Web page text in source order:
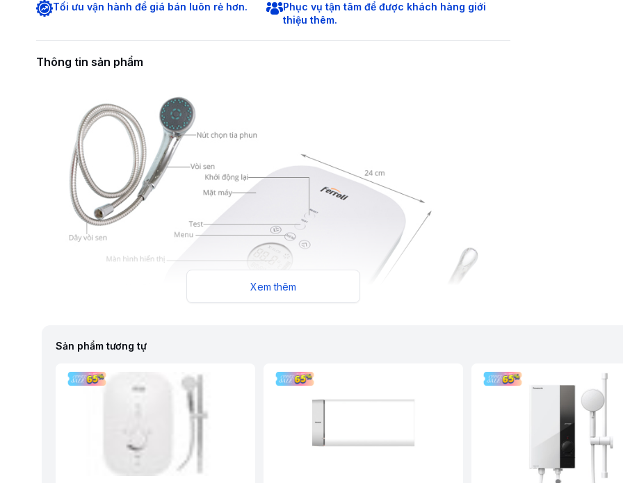
Tối ưu vận hành để giá bán luôn rẻ hơn.
Phục vụ tận tâm để được khách hàng giới
thiệu thêm.
Thông tin sản phẩm
Chế độ bảo vệ an toàn đa cấp
Công nghệ làm nóng tách điện và nước riêng biệt, chế độ bảo vệ tiếp đất an toàn, chế độ bảo vệ rò rỉ
độc lập, chế độ tự phát hiện lỗi, chế độ bảo vệ chống quá nhiệt, chống cháy khô, chế độ bảo vệ khi
Xem thêm
Sản phẩm tương tự